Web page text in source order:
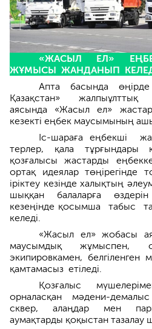
«ЖАСЫЛ ЕЛ»
ЖҰМЫСЫ ЖАНДАНЫП
Апта басында өңірде
Қазақстан» жалпыұлттық
аясында «Жасыл ел»
кезекті еңбек маусымының
Іс-шараға еңбекші
терлер, қала тұрғындары
қозғалысы жастарды
ортақ идеялар төңірегінде
іріктеу кезінде халықтың
шыққан балаларға
кезеңінде қосымша табыс
келеді.
«Жасыл ел» жобасы
маусымдық жұмыспен,
экипировкамен,
қамтамасыз етіледі.
Қозғалыс
орналасқан мәдени-
сквер, алаңдар мен
аумақтарды қоқыстан тазалау